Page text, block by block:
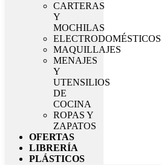
CARTERAS
Y
MOCHILAS
ELECTRODOMÉSTICOS
MAQUILLAJES
MENAJES
Y
UTENSILIOS
DE
COCINA
ROPAS Y
ZAPATOS
OFERTAS
LIBRERÍA
PLÁSTICOS